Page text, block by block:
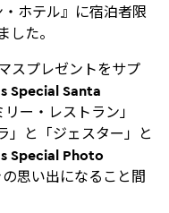
・ホテル』に宿泊者限
た。
スプレゼントをサプ
Special Santa
ー・レストラン」
」と「ジェスター」と
Special Photo
思い出になること間